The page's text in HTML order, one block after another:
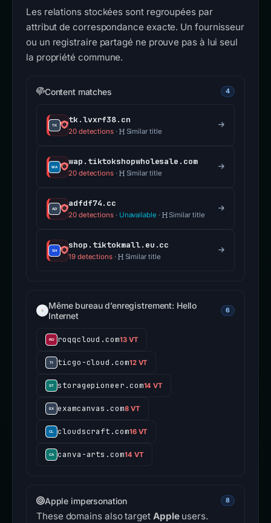
Les relations stockées sont regroupées par
attribut de correspondance exacte. Un fournisseur
ou un registraire partagé ne prouve pas à lui seul
la propriété commune.
Content matches 4
tk.lvxrf38.cn
20 detections· Similar title
wap.tiktokshopwholesale.com
20 detections· Similar title
adfdf74.cc
20 detections· Unavailable · Similar title
shop.tiktokmall.eu.cc
19 detections· Similar title
Même bureau d’enregistrement: Hello
Internet
6
roqqcloud.com13 VT
ticgo-cloud.com12 VT
storagepioneer.com14 VT
examcanvas.com8 VT
cloudscraft.com16 VT
canva-arts.com14 VT
Apple impersonation 8
These domains also target Appleusers.